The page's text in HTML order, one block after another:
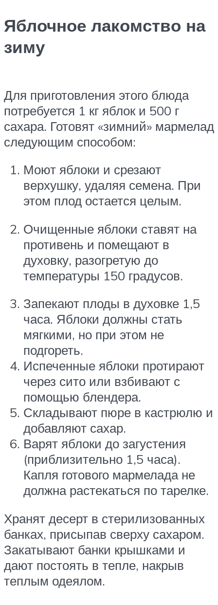
Яблочное лакомство на
зиму
Для приготовления этого блюда
потребуется 1 кг яблок и 500 г
сахара. Готовят «зимний» мармелад
следующим способом:
Моют яблоки и срезают
верхушку, удаляя семена. При
этом плод остается целым.
Очищенные яблоки ставят на
противень и помещают в
духовку, разогретую до
температуры 150 градусов.
Запекают плоды в духовке 1,5
часа. Яблоки должны стать
мягкими, но при этом не
подгореть.
Испеченные яблоки протирают
через сито или взбивают с
помощью блендера.
Складывают пюре в кастрюлю и
добавляют сахар.
Варят яблоки до загустения
(приблизительно 1,5 часа).
Капля готового мармелада не
должна растекаться по тарелке.
Хранят десерт в стерилизованных
банках, присыпав сверху сахаром.
Закатывают банки крышками и
дают постоять в тепле, накрыв
теплым одеялом.